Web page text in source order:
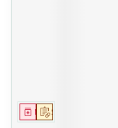
Sur prescription
Médicament